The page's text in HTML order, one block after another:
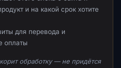
и на какой срок хотите
для перевода и
оплаты
обработку — не придётся